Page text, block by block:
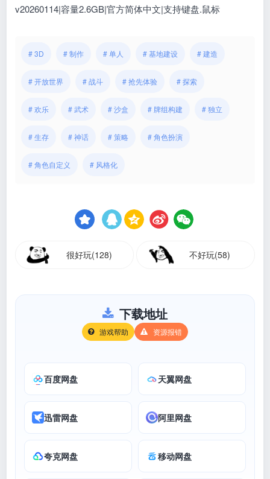
v20260114|容量2.6GB|官方简体中文|支持键盘.鼠标
# 3D # 制作 # 单人 # 基地建设 # 建造
# 开放世界 # 战斗 # 抢先体验 # 探索
# 欢乐 # 武术 # 沙盒 # 牌组构建 # 独立
# 生存 # 神话 # 策略 # 角色扮演
# 角色自定义 # 风格化
很好玩(128) 不好玩(58)
下载地址
游戏帮助 资源报错
百度网盘 天翼网盘
迅雷网盘 阿里网盘
夸克网盘 移动网盘